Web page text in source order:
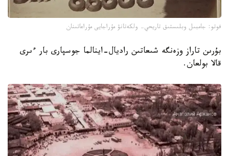
فوتو: جامبىل وبلىستىق تاريحي- ولكەتانۋ مۇراجايى مۇراعاتىنان
بۇرىن تاراز وزەنگە شىعاتىن راديال-اينالما جوسپارى بار ءىرى
قالا بولعان.